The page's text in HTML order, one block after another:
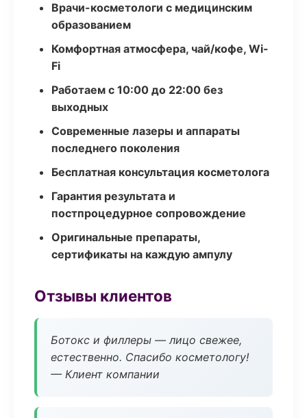
Врачи-косметологи с медицинским
образованием
Комфортная атмосфера, чай/кофе, Wi-
Fi
Работаем с 10:00 до 22:00 без
выходных
Современные лазеры и аппараты
последнего поколения
Бесплатная консультация косметолога
Гарантия результата и
постпроцедурное сопровождение
Оригинальные препараты,
сертификаты на каждую ампулу
Отзывы клиентов
Ботокс и филлеры — лицо свежее,
естественно. Спасибо косметологу!
— Клиент компании